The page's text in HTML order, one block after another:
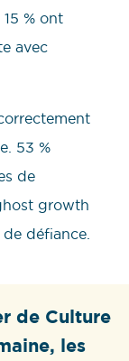
15 % ont
avec
53 %
de
growth
défiance.
de Culture
les